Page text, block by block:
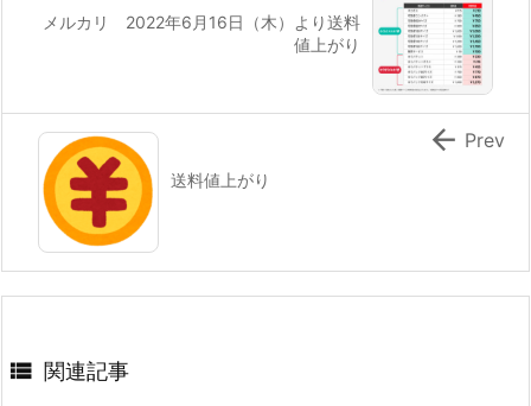
メルカリ 2022年6月16日（木）より送料
値上がり
送料値上がり
 Prev
 関連記事